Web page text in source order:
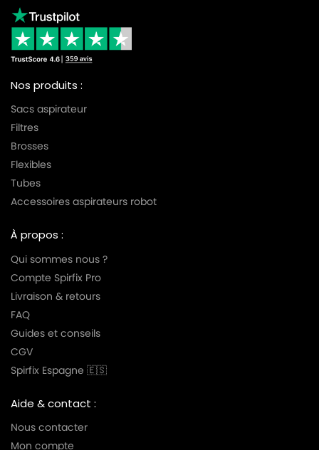
Nos produits :
Sacs aspirateur
Filtres
Brosses
Flexibles
Tubes
Accessoires aspirateurs robot
À propos :
Qui sommes nous ?
Compte Spirfix Pro
Livraison & retours
FAQ
Guides et conseils
CGV
Spirfix Espagne 🇪🇸
Aide & contact :
Nous contacter
Mon compte